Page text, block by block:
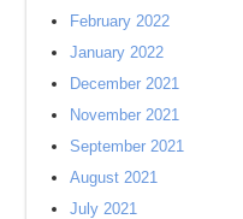
February 2022
January 2022
December 2021
November 2021
September 2021
August 2021
July 2021